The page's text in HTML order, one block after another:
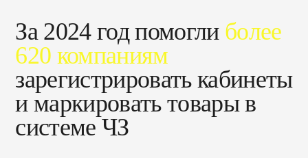
За 2024 год помогли более
620 компаниям
зарегистрировать кабинеты
и маркировать товары в
системе ЧЗ